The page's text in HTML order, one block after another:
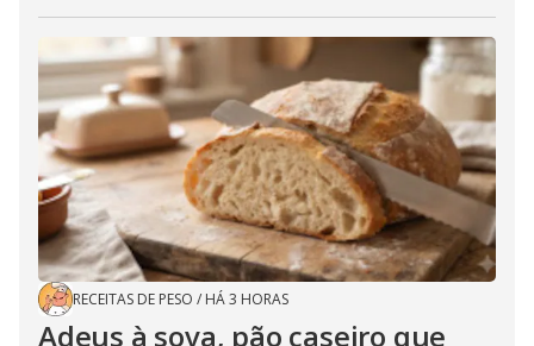
RECEITAS DE PESO / HÁ 3 HORAS
Adeus à sova, pão caseiro que